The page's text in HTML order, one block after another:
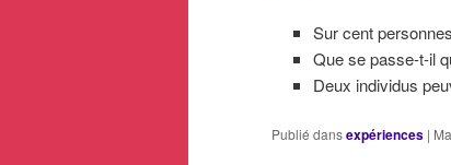
Sur cent
Que se passe-t-il
Deux individus
Publié dansexpériences |